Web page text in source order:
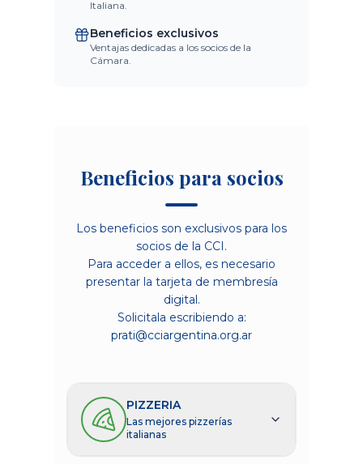
Italiana.
Beneficios exclusivos
Ventajas dedicadas a los socios de la
Cámara.
Beneficios para socios
Los beneficios son exclusivos para los
socios de la CCI.
Para acceder a ellos, es necesario
presentar la tarjeta de membresía
digital.
Solicitala escribiendo a:
prati@cciargentina.org.ar
PIZZERIA
Las mejores pizzerías
italianas